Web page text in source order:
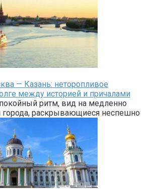
— Казань: неторопливое
между историей и причалами
ритм, вид на медленно
раскрывающиеся неспешно